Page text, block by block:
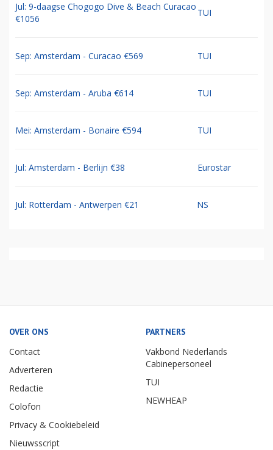
Jul: 9-daagse Chogogo Dive & Beach Curacao
€1056
TUI
Sep: Amsterdam - Curacao €569 TUI
Sep: Amsterdam - Aruba €614 TUI
Mei: Amsterdam - Bonaire €594 TUI
Jul: Amsterdam - Berlijn €38 Eurostar
Jul: Rotterdam - Antwerpen €21 NS
OVER ONS
Contact
Adverteren
Redactie
Colofon
Privacy & Cookiebeleid
Nieuwsscript
PARTNERS
Vakbond Nederlands
Cabinepersoneel
TUI
NEWHEAP